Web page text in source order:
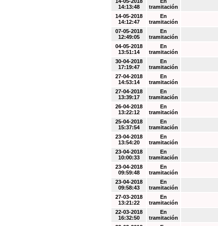
14:13:48
tramitación
14-05-2018
14:12:47
En
tramitación
07-05-2018
12:49:05
En
tramitación
04-05-2018
13:51:14
En
tramitación
30-04-2018
17:19:47
En
tramitación
27-04-2018
14:53:14
En
tramitación
27-04-2018
13:39:17
En
tramitación
26-04-2018
13:22:12
En
tramitación
25-04-2018
15:37:54
En
tramitación
23-04-2018
13:54:20
En
tramitación
23-04-2018
10:00:33
En
tramitación
23-04-2018
09:59:48
En
tramitación
23-04-2018
09:58:43
En
tramitación
27-03-2018
13:21:22
En
tramitación
22-03-2018
16:32:50
En
tramitación